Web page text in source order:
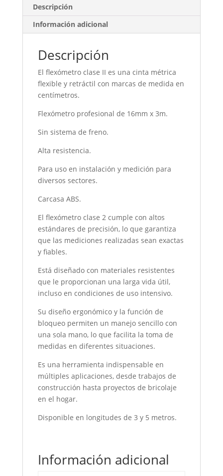
Descripción
Información adicional
Descripción
El flexómetro clase II es una cinta métrica
flexible y retráctil con marcas de medida en
centímetros.
Flexómetro profesional de 16mm x 3m.
Sin sistema de freno.
Alta resistencia.
Para uso en instalación y medición para
diversos sectores.
Carcasa ABS.
El flexómetro clase 2 cumple con altos
estándares de precisión, lo que garantiza
que las mediciones realizadas sean exactas
y fiables.
Está diseñado con materiales resistentes
que le proporcionan una larga vida útil,
incluso en condiciones de uso intensivo.
Su diseño ergonómico y la función de
bloqueo permiten un manejo sencillo con
una sola mano, lo que facilita la toma de
medidas en diferentes situaciones.
Es una herramienta indispensable en
múltiples aplicaciones, desde trabajos de
construcción hasta proyectos de bricolaje
en el hogar.
Disponible en longitudes de 3 y 5 metros.
Información adicional